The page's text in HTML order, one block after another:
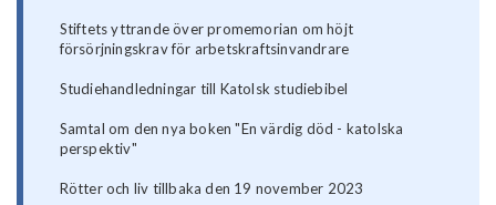
Stiftets yttrande över promemorian om höjt
försörjningskrav för arbetskraftsinvandrare
Studiehandledningar till Katolsk studiebibel
Samtal om den nya boken "En värdig död - katolska
perspektiv"
Rötter och liv tillbaka den 19 november 2023